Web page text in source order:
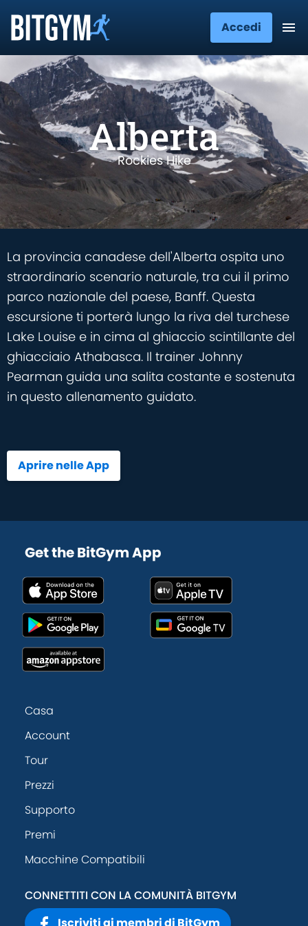
Accedi
Alberta
Rockies Hike
La provincia canadese dell'Alberta ospita uno
straordinario scenario naturale, tra cui il primo
parco nazionale del paese, Banff. Questa
escursione ti porterà lungo la riva del turchese
Lake Louise e in cima al ghiaccio scintillante del
ghiacciaio Athabasca. Il trainer Johnny
Pearman guida una salita costante e sostenuta
in questo allenamento guidato.
Aprire nelle App
Get the BitGym App
Casa
Account
Tour
Prezzi
Supporto
Premi
Macchine Compatibili
CONNETTITI CON LA COMUNITÀ BITGYM